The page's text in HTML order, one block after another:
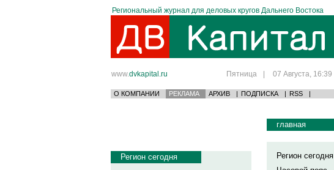
Региональный журнал для деловых кругов Дальнего Востока
www.dvkapital.ru Пятница | 07 Августа, 16:39
О КОМПАНИИ РЕКЛАМА АРХИВ | ПОДПИСКА | RSS |
Регион сегодня
главная
Регион сегодня